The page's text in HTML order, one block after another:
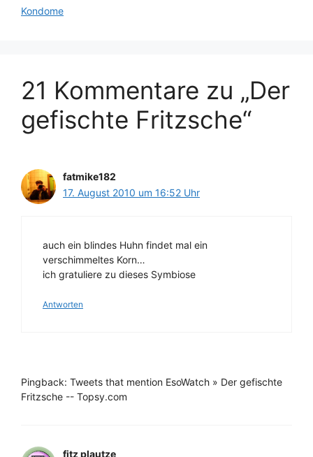
Kondome
21 Kommentare zu „Der
gefischte Fritzsche“
fatmike182
17. August 2010 um 16:52 Uhr
auch ein blindes Huhn findet mal ein
verschimmeltes Korn…
ich gratuliere zu dieses Symbiose
Antworten
Pingback: Tweets that mention EsoWatch » Der gefischte
Fritzsche -- Topsy.com
fitz plautze